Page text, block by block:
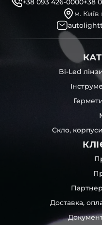
+38 093 426-0000+38
м. Київ
Bi-Led
Скло,
Доставка,